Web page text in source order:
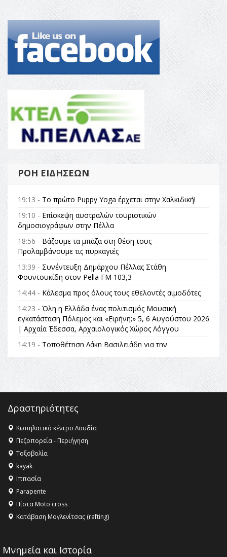
ΡΟΉ ΕΙΔΉΣΕΩΝ
19:13 - Το πρώτο Puppy Yoga έρχεται στην Χαλκιδική!
19:10 - Επίσκεψη αυστραλών τουριστικών
δημοσιογράφων στην Πέλλα
18:56 - Βάζουμε τα μπάζα στη θέση τους –
Προλαμβάνουμε τις πυρκαγιές
13:39 - Συνέντευξη Δημάρχου Πέλλας Στάθη
Φουντουκίδη στον Pella FM 103,3
14:44 - Κάλεσμα προς όλους τους εθελοντές αιμοδότες
14:23 - Όλη η Ελλάδα ένας πολιτισμός Μουσική
εγκατάσταση Πόλεμος και «Ειρήνη;» 5, 6 Αυγούστου 2026
| Αρχαία Έδεσσα, Αρχαιολογικός Χώρος Λόγγου
14:19 - Τοποθέτηση Λάκη Βασιλειάδη για την
Αναθεώρηση του Συντάγματος: «Σε τέτοιες κορυφαίες
θεσμικές διαδικασίες υπάρχει μόνο η ευθύνη απέναντι
στις επόμενες γενιές»
16:35 -Το πρόγραμμα του ΠΑΟΚ στον δεύτερο γύρο του
16:27 - Όλυμπος: Εντάχθηκε στον Κατάλογο Παγκόσμιας
Κληρονομιάς της UNESCO – Ομόφωνη η απόφαση Ο
Όλυμπος αναγνωρίστηκε ως φυσικό και πολιτιστικό
αγαθό εξέχουσας οικουμενικής αξίας για την
ανθρωπότητα
16:18 -
ΣΤΗΝ ΕΔΕΣΣΑ
Δραστηριότητες
Κωπηλατικό κέντρο Λουδία
Πεζοπορεία - Περιήγηση
Τοξοβολία
kayak
Ιππασία
Parapente
Πίστα Moto cross
Κατάβαση Μογλενίτσας (rafting)
Μνημεία και Ιστορία